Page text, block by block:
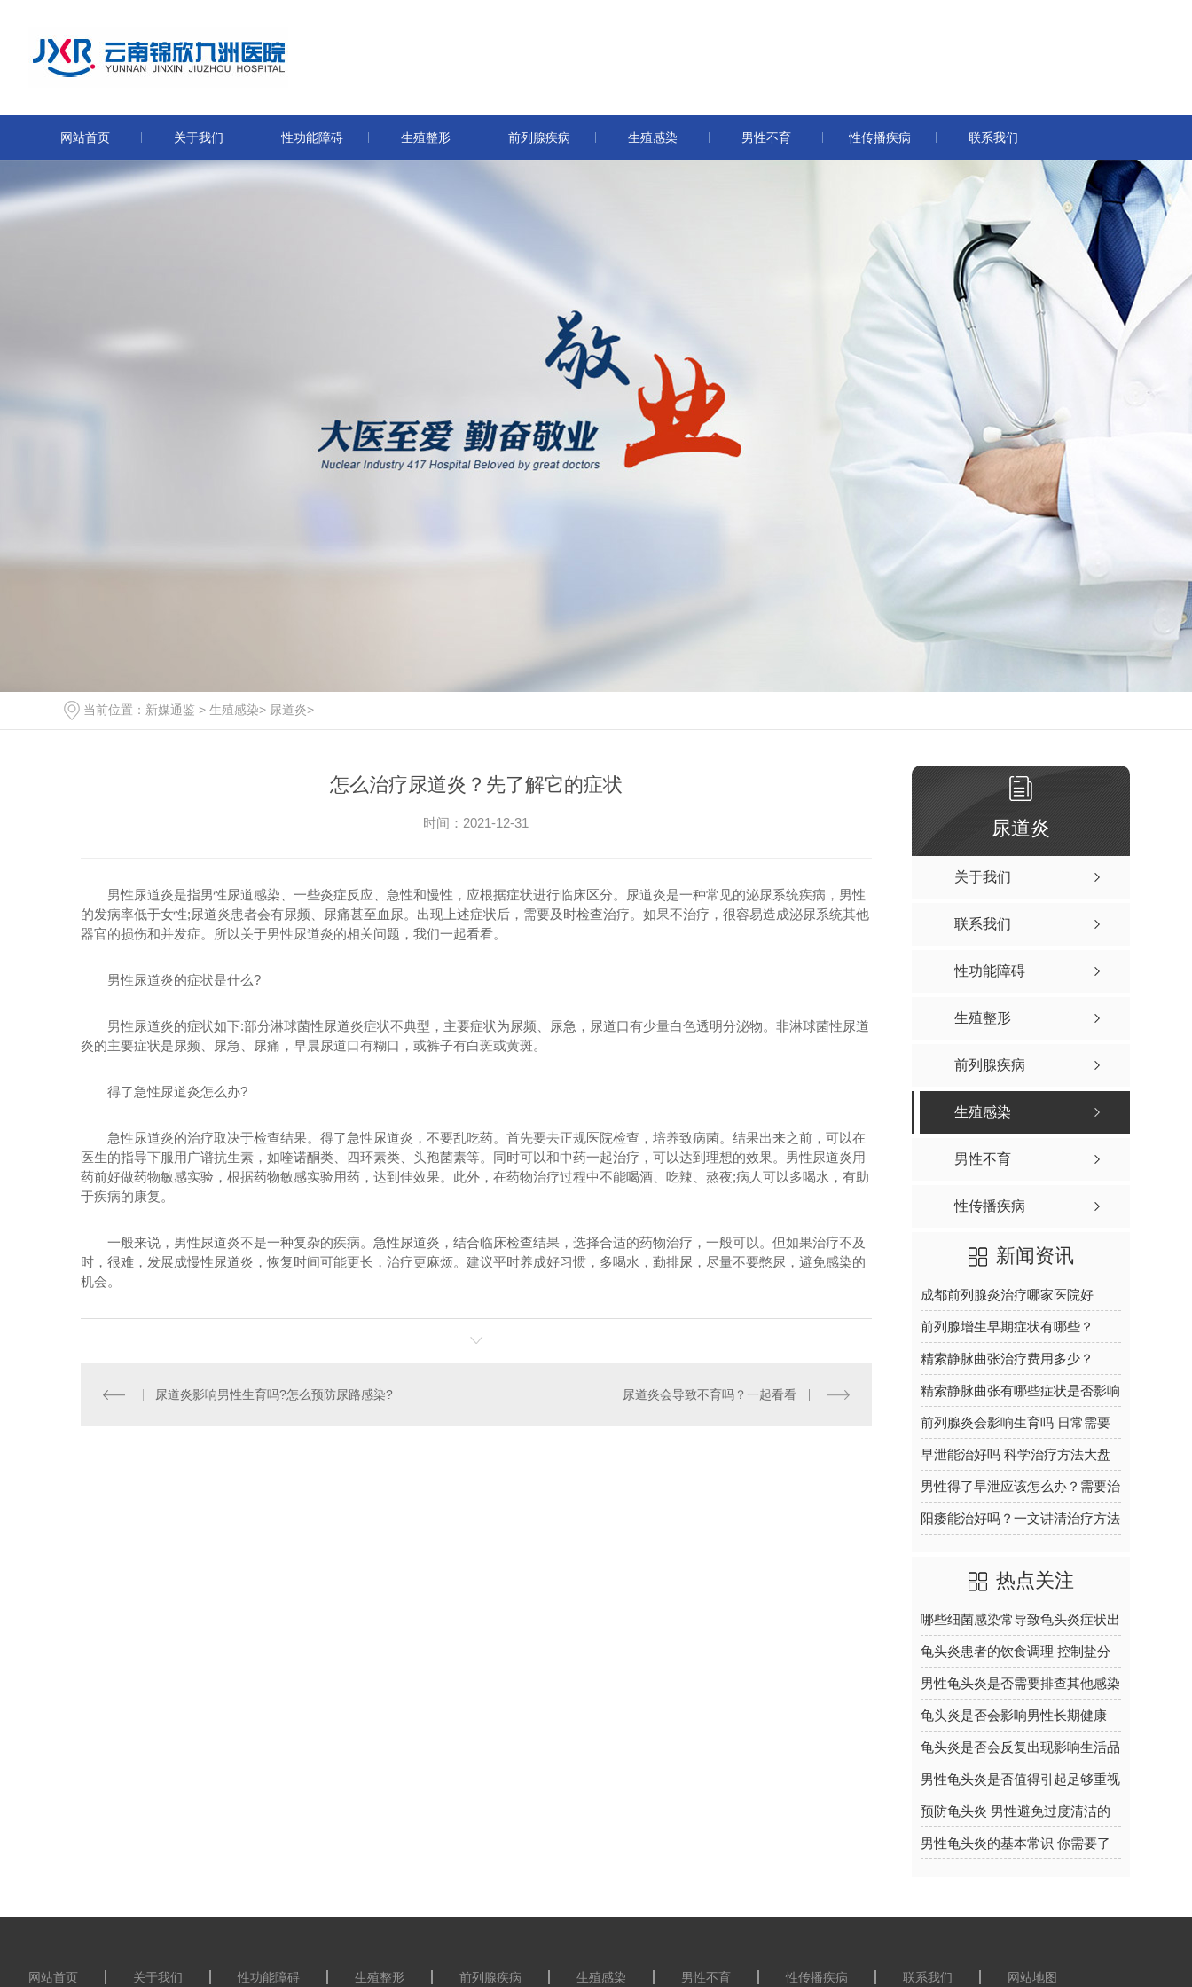
网站首页 关于我们 性功能障碍 生殖整形 前列腺疾病 生殖感染 男性不育 性传播疾病 联系我们
当前位置： 新媒通鉴 > 生殖感染> 尿道炎>
怎么治疗尿道炎？先了解它的症状
时间：2021-12-31
男性尿道炎是指男性尿道感染、一些炎症反应、急性和慢性，应根据症状进行临床区分。尿道炎是一种常见的泌尿系统疾病，男性
的发病率低于女性;尿道炎患者会有尿频、尿痛甚至血尿。出现上述症状后，需要及时检查治疗。如果不治疗，很容易造成泌尿系统其他
器官的损伤和并发症。所以关于男性尿道炎的相关问题，我们一起看看。
男性尿道炎的症状是什么?
男性尿道炎的症状如下:部分淋球菌性尿道炎症状不典型，主要症状为尿频、尿急，尿道口有少量白色透明分泌物。非淋球菌性尿道
炎的主要症状是尿频、尿急、尿痛，早晨尿道口有糊口，或裤子有白斑或黄斑。
得了急性尿道炎怎么办?
急性尿道炎的治疗取决于检查结果。得了急性尿道炎，不要乱吃药。首先要去正规医院检查，培养致病菌。结果出来之前，可以在
医生的指导下服用广谱抗生素，如喹诺酮类、四环素类、头孢菌素等。同时可以和中药一起治疗，可以达到理想的效果。男性尿道炎用
药前好做药物敏感实验，根据药物敏感实验用药，达到佳效果。此外，在药物治疗过程中不能喝酒、吃辣、熬夜;病人可以多喝水，有助
于疾病的康复。
一般来说，男性尿道炎不是一种复杂的疾病。急性尿道炎，结合临床检查结果，选择合适的药物治疗，一般可以。但如果治疗不及
时，很难，发展成慢性尿道炎，恢复时间可能更长，治疗更麻烦。建议平时养成好习惯，多喝水，勤排尿，尽量不要憋尿，避免感染的
机会。
尿道炎影响男性生育吗?怎么预防尿路感染? 尿道炎会导致不育吗？一起看看
尿道炎
关于我们
联系我们
性功能障碍
生殖整形
前列腺疾病
生殖感染
男性不育
性传播疾病
新闻资讯
成都前列腺炎治疗哪家医院好
2026年男性泌尿专科就诊攻略
前列腺增生早期症状有哪些？
2026年科学防治与调理方法
精索静脉曲张治疗费用多少？
2026年男科诊疗方案与术后恢复
指南
精索静脉曲张有哪些症状是否影响
生育能力及如何治疗
前列腺炎会影响生育吗 日常需要
做哪些检查
早泄能治好吗 科学治疗方法大盘
点
男性得了早泄应该怎么办？需要治
疗吗
阳痿能治好吗？一文讲清治疗方法
热点关注
哪些细菌感染常导致龟头炎症状出
现？
龟头炎患者的饮食调理 控制盐分
摄入的重要性
男性龟头炎是否需要排查其他感染
龟头炎是否会影响男性长期健康
龟头炎是否会反复出现影响生活品
质
男性龟头炎是否值得引起足够重视
预防龟头炎 男性避免过度清洁的
原因
男性龟头炎的基本常识 你需要了
网站首页 关于我们 性功能障碍 生殖整形 前列腺疾病 生殖感染 男性不育 性传播疾病 联系我们 网站地图